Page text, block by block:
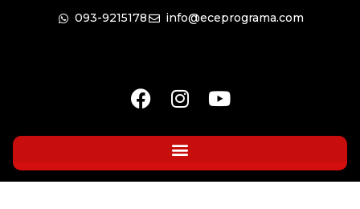
093-9215178 info@eceprograma.com